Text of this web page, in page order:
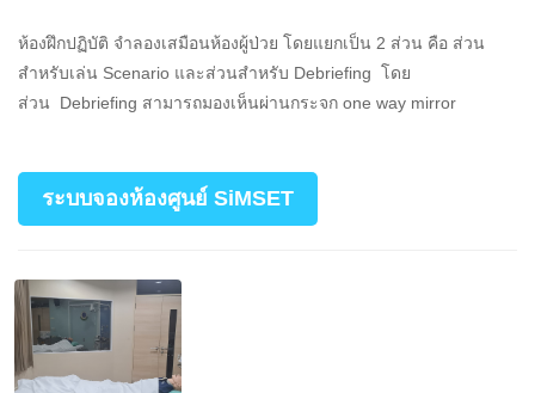
ห้องฝึกปฏิบัติ จำลองเสมือนห้องผู้ป่วย โดยแยกเป็น 2 ส่วน คือ ส่วน
สำหรับเล่น Scenario และส่วนสำหรับ Debriefing โดย
ส่วน Debriefing สามารถมองเห็นผ่านกระจก one way mirror
ระบบจองห้องศูนย์ SiMSET